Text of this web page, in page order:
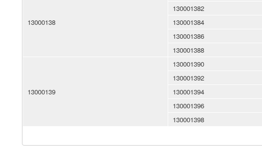
13000138
130001382
130001384
130001386
130001388
13000139
130001390
130001392
130001394
130001396
130001398